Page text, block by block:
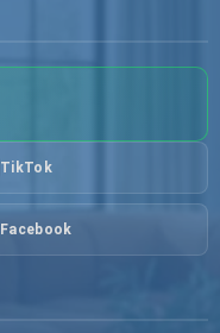
TikTok
Facebook